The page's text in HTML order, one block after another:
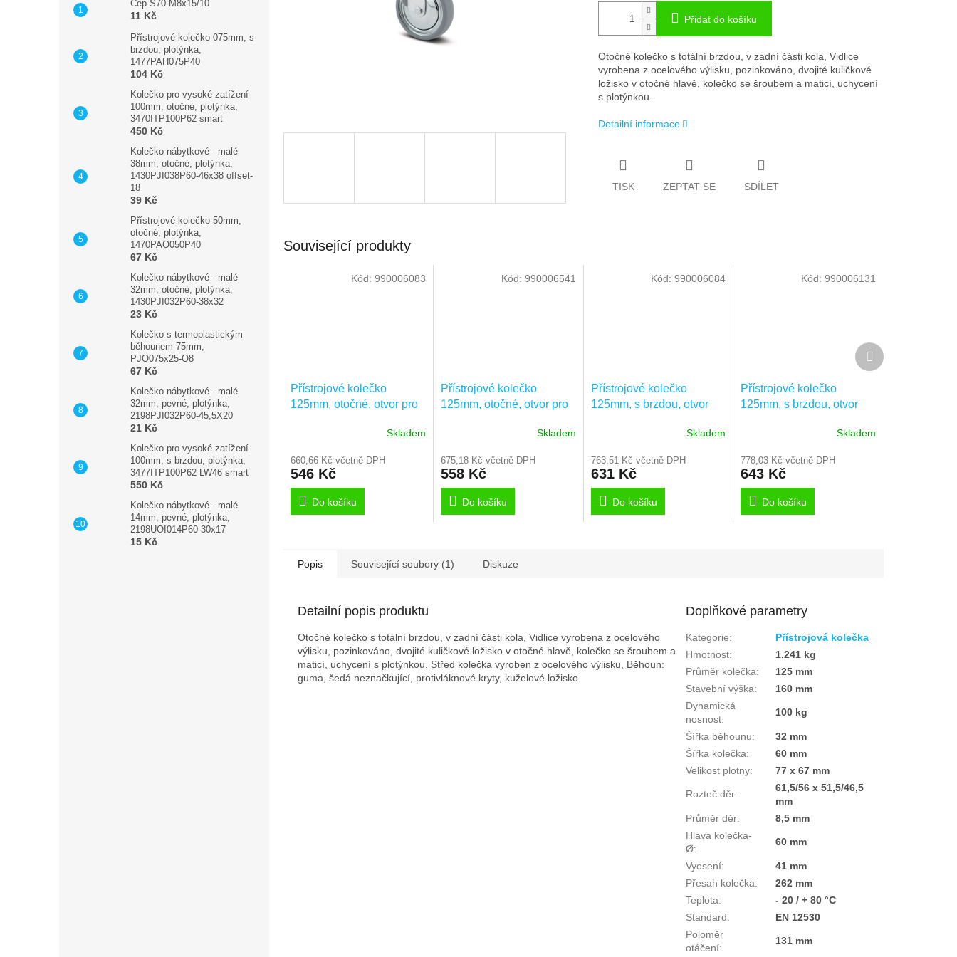
Čep S70-M8x15/10
11 Kč
Přístrojové kolečko 075mm, s
brzdou, plotýnka,
1477PAH075P40
104 Kč
Kolečko pro vysoké zatížení
100mm, otočné, plotýnka,
3470ITP100P62 smart
450 Kč
Kolečko nábytkové - malé
38mm, otočné, plotýnka,
1430PJI038P60-46x38 offset-
18
39 Kč
Přístrojové kolečko 50mm,
otočné, plotýnka,
1470PAO050P40
67 Kč
Kolečko nábytkové - malé
32mm, otočné, plotýnka,
1430PJI032P60-38x32
23 Kč
Kolečko s termoplastickým
běhounem 75mm,
PJO075x25-O8
67 Kč
Kolečko nábytkové - malé
32mm, pevné, plotýnka,
2198PJI032P60-45,5X20
21 Kč
Kolečko pro vysoké zatížení
100mm, s brzdou, plotýnka,
3477ITP100P62 LW46 smart
550 Kč
Kolečko nábytkové - malé
14mm, pevné, plotýnka,
2198UOI014P60-30x17
15 Kč
Přidat do košíku
Otočné kolečko s totální brzdou, v zadní části kola, Vidlice
vyrobena z ocelového výlisku, pozinkováno, dvojité kuličkové
ložisko v otočné hlavě, kolečko se šroubem a maticí, uchycení
s plotýnkou.
Detailní informace
TISK ZEPTAT SE SDÍLET
Související produkty
Přístrojové kolečko
125mm, otočné, otvor pro
Skladem
660,66 Kč včetně DPH
546 Kč
Do košíku
Kód: 990006083
Přístrojové kolečko
125mm, otočné, otvor pro
Skladem
675,18 Kč včetně DPH
558 Kč
Do košíku
Kód: 990006541
Přístrojové kolečko
125mm, s brzdou, otvor
Skladem
763,51 Kč včetně DPH
631 Kč
Do košíku
Kód:990006084
Přístrojové kolečko
125mm, s brzdou, otvor
Skladem
778,03 Kč včetně DPH
643 Kč
Do košíku
Kód: 990006131
Další
produkt
Popis Související soubory (1) Diskuze
Detailní popis produktu
Otočné kolečko s totální brzdou, v zadní části kola, Vidlice vyrobena z ocelového
výlisku, pozinkováno, dvojité kuličkové ložisko v otočné hlavě, kolečko se šroubem a
maticí, uchycení s plotýnkou. Střed kolečka vyroben z ocelového výlisku, Běhoun:
guma, šedá neznačkující, protivláknové kryty, kuželové ložisko
Doplňkové parametry
Kategorie:
Přístrojová kolečka
Hmotnost:
1.241 kg
Průměr kolečka:
125 mm
Stavební výška:
160 mm
Dynamická
nosnost:
100 kg
Šířka běhounu:
32 mm
Šířka kolečka:
60 mm
Velikost plotny: 77 x 67 mm
Rozteč děr:
61,5/56 x 51,5/46,5
mm
Průměr děr:
8,5 mm
Hlava kolečka-
Ø:
60 mm
Vyosení:
41 mm
Přesah kolečka:
262 mm
Teplota:
- 20 / + 80 °C
Standard:
EN 12530
Poloměr
otáčení:
131 mm